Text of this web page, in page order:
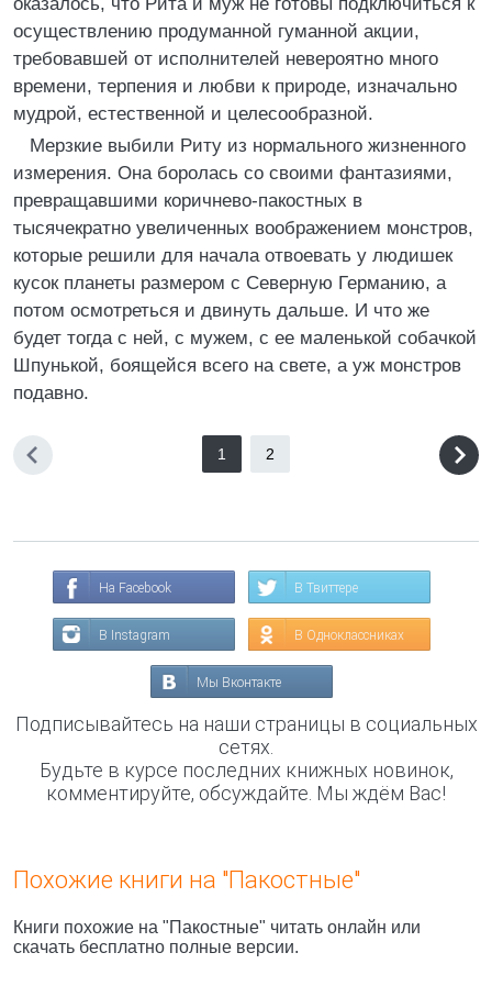
осуществлению продуманной гуманной акции,
требовавшей от исполнителей невероятно много
времени, терпения и любви к природе, изначально
мудрой, естественной и целесообразной.
Мерзкие выбили Риту из нормального жизненного
измерения. Она боролась со своими фантазиями,
превращавшими коричнево-пакостных в
тысячекратно увеличенных воображением монстров,
которые решили для начала отвоевать у людишек
кусок планеты размером с Северную Германию, а
потом осмотреться и двинуть дальше. И что же
будет тогда с ней, с мужем, с ее маленькой собачкой
Шпунькой, боящейся всего на свете, а уж монстров
подавно.
1 2
На Facebook В Твиттере
В Instagram В Одноклассниках
Мы Вконтакте
Подписывайтесь на наши страницы в социальных
сетях.
Будьте в курсе последних книжных новинок,
комментируйте, обсуждайте. Мы ждём Вас!
Похожие книги на "Пакостные"
Книги похожие на "Пакостные" читать онлайн или
скачать бесплатно полные версии.